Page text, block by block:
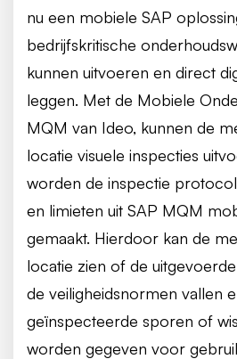
nu een mobiele SAP
bedrijfskritische
kunnen uitvoeren en direct
leggen. Met de Mobiele
MQM van Ideo, kunnen de
locatie visuele inspecties
worden de inspectie
en limieten uit SAP MQM
gemaakt. Hierdoor kan de
locatie zien of de
de veiligheidsnormen vallen
geïnspecteerde sporen of
worden gegeven voor